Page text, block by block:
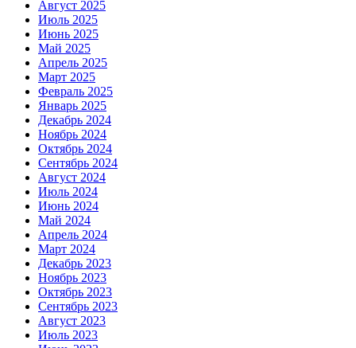
Август 2025
Июль 2025
Июнь 2025
Май 2025
Апрель 2025
Март 2025
Февраль 2025
Январь 2025
Декабрь 2024
Ноябрь 2024
Октябрь 2024
Сентябрь 2024
Август 2024
Июль 2024
Июнь 2024
Май 2024
Апрель 2024
Март 2024
Декабрь 2023
Ноябрь 2023
Октябрь 2023
Сентябрь 2023
Август 2023
Июль 2023